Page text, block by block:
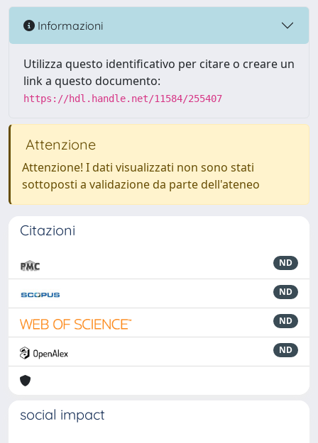
Informazioni
Utilizza questo identificativo per citare o creare un
link a questo documento:
https://hdl.handle.net/11584/255407
Attenzione
Attenzione! I dati visualizzati non sono stati
sottoposti a validazione da parte dell'ateneo
Citazioni
ND
ND
ND
ND
social impact